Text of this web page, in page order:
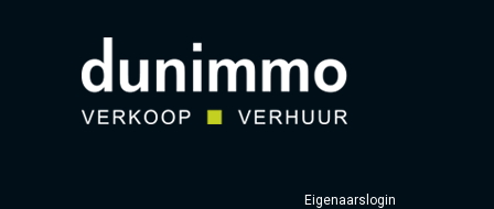
Eigenaarslogin